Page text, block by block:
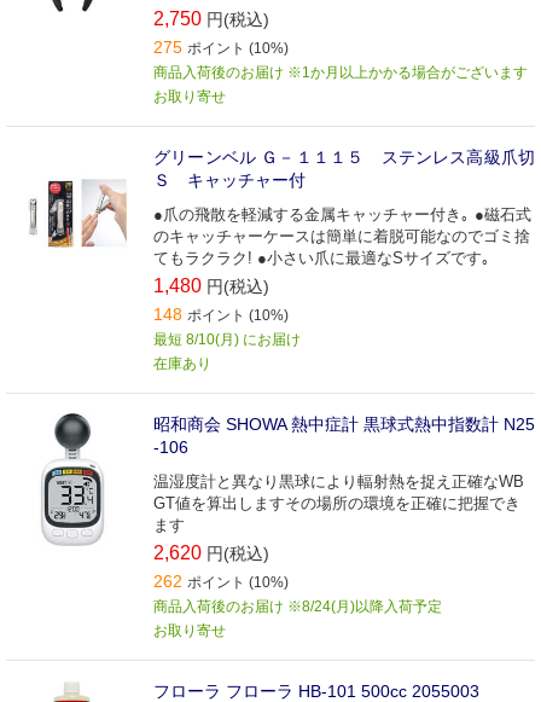
2,750 円(税込)
275 ポイント (10%)
商品入荷後のお届け ※1か月以上かかる場合がございます
お取り寄せ
グリーンベル Ｇ－１１１５ ステンレス高級爪切
Ｓ キャッチャー付
●爪の飛散を軽減する金属キャッチャー付き｡ ●磁石式
のキャッチャーケースは簡単に着脱可能なのでゴミ捨
てもラクラク! ●小さい爪に最適なSサイズです｡
1,480 円(税込)
148 ポイント (10%)
最短 8/10(月) にお届け
在庫あり
昭和商会 SHOWA 熱中症計 黒球式熱中指数計 N25
-106
温湿度計と異なり黒球により輻射熱を捉え正確なWB
GT値を算出しますその場所の環境を正確に把握でき
ます
2,620 円(税込)
262 ポイント (10%)
商品入荷後のお届け ※8/24(月)以降入荷予定
お取り寄せ
フローラ フローラ HB-101 500cc 2055003